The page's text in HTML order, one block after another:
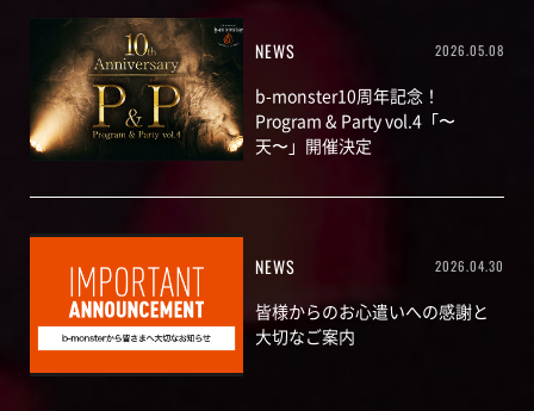
NEWS 2026.05.08
b-monster10周年記念！
Program & Party vol.4「〜
天〜」開催決定
NEWS 2026.04.30
皆様からのお心遣いへの感謝と
大切なご案内